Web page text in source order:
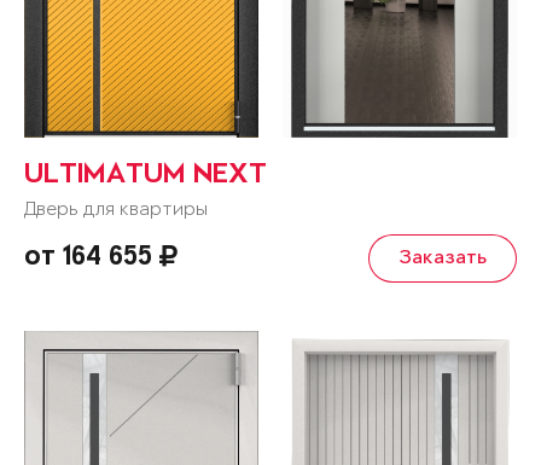
ULTIMATUM NEXT
Дверь для квартиры
от 164 655 Заказать